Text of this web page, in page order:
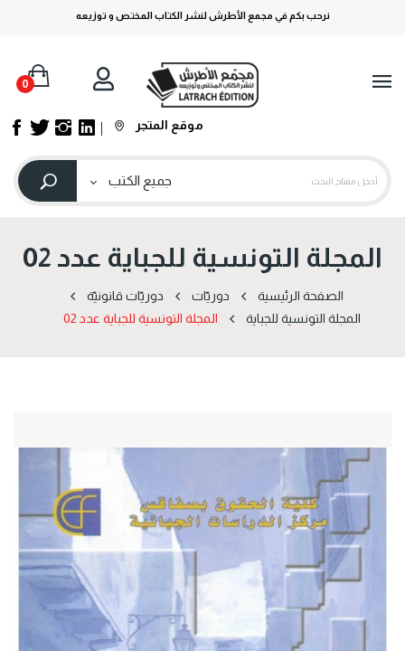
نرحب بكم في مجمع الأطرش لنشر الكتاب المختص و توزيعه
0
موقع المتجر
المجلة التونسية للجباية عدد 02
الصفحة الرئيسية دوریّات
دوریّات قانونیّة
المجلة التونسية للجباية
المجلة التونسية للجباية عدد 02